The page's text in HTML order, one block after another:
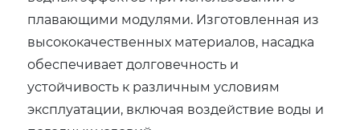
плавающими модулями. Изготовленная из
высококачественных материалов, насадка
обеспечивает долговечность и
устойчивость к различным условиям
эксплуатации, включая воздействие воды и